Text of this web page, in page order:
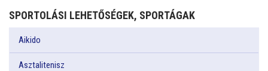
SPORTOLÁSI LEHETŐSÉGEK, SPORTÁGAK
Aikido
Asztalitenisz